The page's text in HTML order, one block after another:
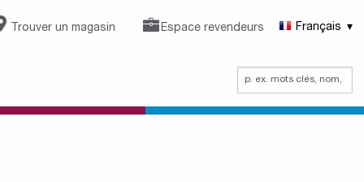
Trouver un magasin Espace revendeurs Français